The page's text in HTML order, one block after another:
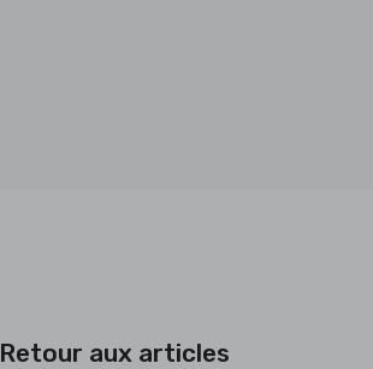
Retour aux articles